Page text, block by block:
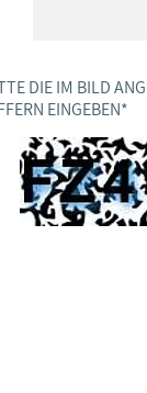
DIE IM BILD
EINGEBEN *